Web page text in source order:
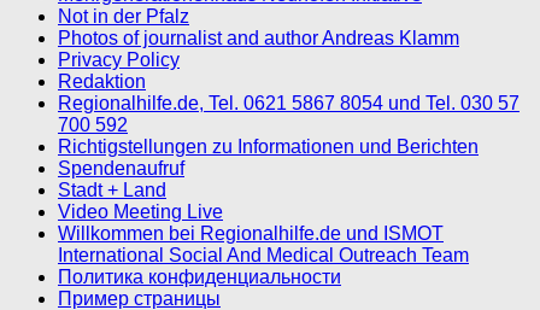
Not in der Pfalz
Photos of journalist and author Andreas Klamm
Privacy Policy
Redaktion
Regionalhilfe.de, Tel. 0621 5867 8054 und Tel. 030 57
700 592
Richtigstellungen zu Informationen und Berichten
Spendenaufruf
Stadt + Land
Video Meeting Live
Willkommen bei Regionalhilfe.de und ISMOT
International Social And Medical Outreach Team
Политика конфиденциальности
Пример страницы